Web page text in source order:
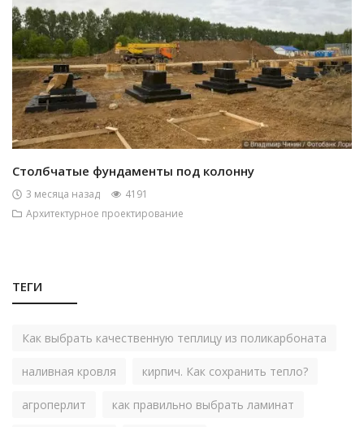
Столбчатые фундаменты под колонну
3 месяца назад
4191
Архитектурное проектирование
ТЕГИ
Как выбрать качественную теплицу из поликарбоната
наливная кровля кирпич. Как сохранить тепло?
агроперлит как правильно выбрать ламинат